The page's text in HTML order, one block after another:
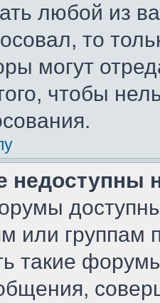
любой из
то
могут
чтобы
недоступны
или группам
такие